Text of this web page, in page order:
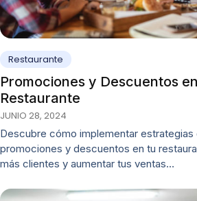
Restaurante
Promociones y Descuentos
Restaurante
JUNIO 28, 2024
Descubre cómo implementar
promociones y descuentos en tu
más clientes y aumentar tus ventas…